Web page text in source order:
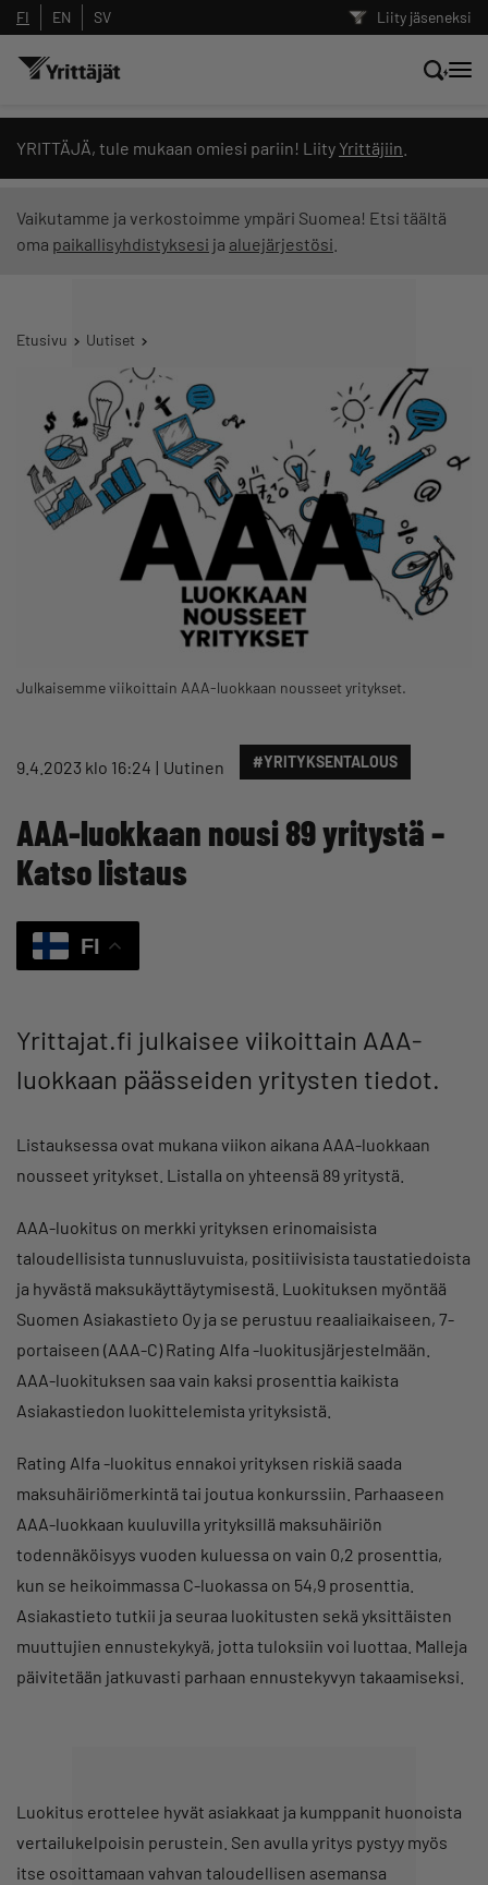
Liity jäseneksi
FI EN SV
YRITTÄJÄ, tule mukaan omiesi pariin! Liity Yrittäjiin
Vaikutamme ja verkostoimme ympäri Suomea! Etsi täältä
oma paikallisyhdistyksesi ja aluejärjestösi
Etusivu Uutiset
Julkaisemme viikoittain AAA-luokkaan nousseet yritykset.
9.4.2023 klo 16:24 Uutinen #YRITYKSENTALOUS
AAA-luokkaan nousi 89 yritystä –
Katso listaus
FI
Yrittajat.fi julkaisee viikoittain AAA-
luokkaan päässeiden yritysten tiedot.
Listauksessa ovat mukana viikon aikana AAA-luokkaan
nousseet yritykset. Listalla on yhteensä 89 yritystä.
AAA-luokitus on merkki yrityksen erinomaisista
taloudellisista tunnusluvuista, positiivisista taustatiedoista
ja hyvästä maksukäyttäytymisestä. Luokituksen myöntää
Suomen Asiakastieto Oy ja se perustuu reaaliaikaiseen, 7-
portaiseen (AAA-C) Rating Alfa -luokitusjärjestelmään.
AAA-luokituksen saa vain kaksi prosenttia kaikista
Asiakastiedon luokittelemista yrityksistä.
Rating Alfa -luokitus ennakoi yrityksen riskiä saada
maksuhäiriömerkintä tai joutua konkurssiin. Parhaaseen
AAA-luokkaan kuuluvilla yrityksillä maksuhäiriön
todennäköisyys vuoden kuluessa on vain 0,2 prosenttia,
kun se heikoimmassa C-luokassa on 54,9 prosenttia.
Asiakastieto tutkii ja seuraa luokitusten sekä yksittäisten
muuttujien ennustekykyä, jotta tuloksiin voi luottaa. Malleja
päivitetään jatkuvasti parhaan ennustekyvyn takaamiseksi.
Luokitus erottelee hyvät asiakkaat ja kumppanit huonoista
vertailukelpoisin perustein. Sen avulla yritys pystyy myös
itse osoittamaan vahvan taloudellisen asemansa
Hae sivustolta tai kysy suoraan
Yrittäjien tekoälyltä
Suodata hakutuloksia: näytä kaikki sisältö